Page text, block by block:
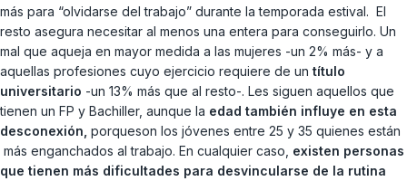
más para “olvidarse del trabajo” durante la temporada estival. El
resto asegura necesitar al menos una entera para conseguirlo. Un
mal que aqueja en mayor medida a las mujeres -un 2% más- y a
aquellas profesiones cuyo ejercicio requiere de un título
universitario -un 13% más que al resto-. Les siguen aquellos que
tienen un FP y Bachiller, aunque la edad también influye en esta
desconexión, porqueson los jóvenes entre 25 y 35 quienes están
más enganchados al trabajo. En cualquier caso, existen personas
que tienen más dificultades para desvincularse de la rutina